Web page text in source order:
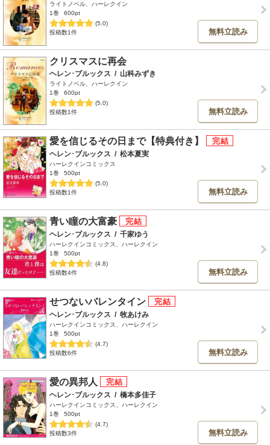
ライトノベル、ハーレクイン
1巻
600pt
(5.0)
投稿数1件
無料立読み
クリスマスに再会
ヘレン･ブルックス / 山科みずき
ライトノベル、ハーレクイン
1巻
600pt
(5.0)
投稿数1件
無料立読み
愛を信じるその日まで【特典付き】
ヘレン･ブルックス / 松本夏実
ハーレクインコミックス
1巻
500pt
(5.0)
投稿数1件
無料立読み
青い瞳の大富豪
ヘレン･ブルックス / 千家ゆう
ハーレクインコミックス、ハーレクイン
1巻
500pt
(4.8)
投稿数4件
無料立読み
せつないバレンタイン
ヘレン･ブルックス / 牧あけみ
ハーレクインコミックス、ハーレクイン
1巻
500pt
(4.7)
投稿数6件
無料立読み
愛の異邦人
ヘレン･ブルックス / 橋本多佳子
ハーレクインコミックス、ハーレクイン
1巻
500pt
(4.7)
投稿数3件
無料立読み